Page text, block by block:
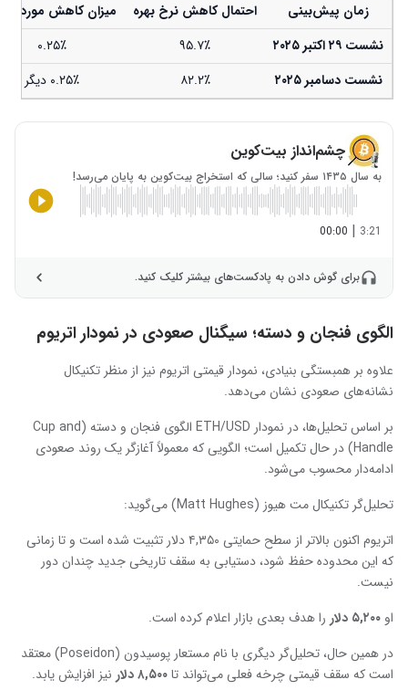
زمان پیش‌بینی احتمال کاهش نرخ بهره
میزان کاهش مورد
نشست ۲۹ اکتبر ۲۰۲۵
۹۵.۷٪
۰.۲۵٪
نشست دسامبر ۲۰۲۵
۸۲.۲٪ ۰.۲۵٪ دیگر
چشم‌انداز بیت‌کوین
به سال ۱۴۳۵ سفر کنید؛ سالی که استخراج بیت‌کوین به پایان می‌رسد!
3:21
|
00:00
برای گوش دادن به پادکست‌های بیشتر کلیک کنید.
الگوی فنجان و دسته؛ سیگنال صعودی در نمودار اتریوم
علاوه بر همبستگی بنیادی، نمودار قیمتی اتریوم نیز از منظر تکنیکال
نشانه‌های صعودی نشان می‌دهد.
بر اساس تحلیل‌ها، در نمودار ETH/USD الگوی فنجان و دسته (Cup and
Handle) در حال تکمیل است؛ الگویی که معمولاً آغازگر یک روند صعودی
ادامه‌دار محسوب می‌شود.
تحلیل‌گر تکنیکال مت هیوز (Matt Hughes) می‌گوید:
اتریوم اکنون بالاتر از سطح حمایتی ۴,۳۵۰ دلار تثبیت شده است و تا زمانی
که این محدوده حفظ شود، دستیابی به سقف تاریخی جدید چندان دور
نیست.
او ۵,۲۰۰ دلار را هدف بعدی بازار اعلام کرده است.
در همین حال، تحلیل‌گر دیگری با نام مستعار پوسیدون (Poseidon) معتقد
است که سقف قیمتی چرخه فعلی می‌تواند تا۸,۵۰۰دلار نیز افزایش یابد.